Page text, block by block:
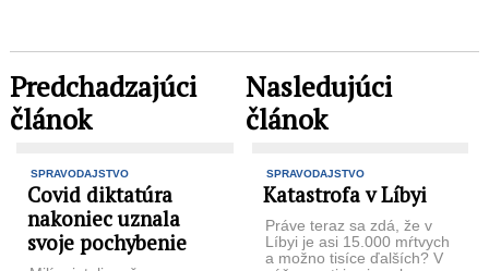
Predchadzajúci
článok
SPRAVODAJSTVO
Covid diktatúra
nakoniec uznala
svoje pochybenie
Nasledujúci
článok
SPRAVODAJSTVO
Katastrofa v Líbyi
Práve teraz sa zdá, že v
Líbyi je asi 15.000 mŕtvych
a možno tisíce ďalších? V